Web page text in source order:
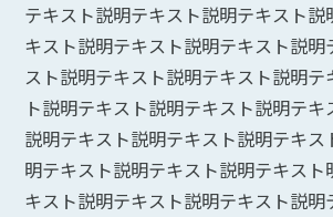
テキスト説明テキスト説明テキスト説
キスト説明テキスト説明テキスト説明
スト説明テキスト説明テキスト説明テ
ト説明テキスト説明テキスト説明テ
説明テキスト説明テキスト説明テキ
明テキスト説明テキスト説明テキスト
キスト説明テキスト説明テキスト説明